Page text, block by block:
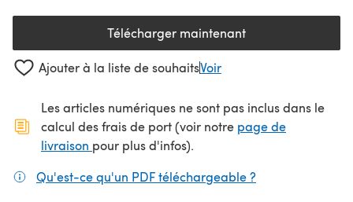
Télécharger maintenant(s'ouvre dans un nouvel
Ajouter à la liste de souhaitsVoir
Les articles numériques ne sont pas inclus dans le
calcul des frais de port (voir notre page de
livraison (s'ouvre dans un nouvel onglet)
pour plus d'infos).
Qu'est-ce qu'un PDF téléchargeable ?